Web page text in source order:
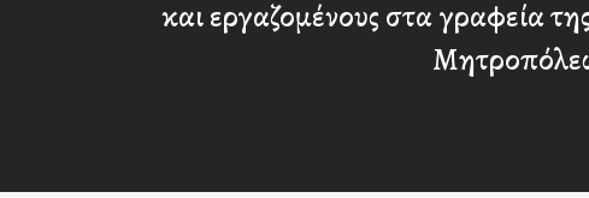
και εργαζομένους στα γραφεία